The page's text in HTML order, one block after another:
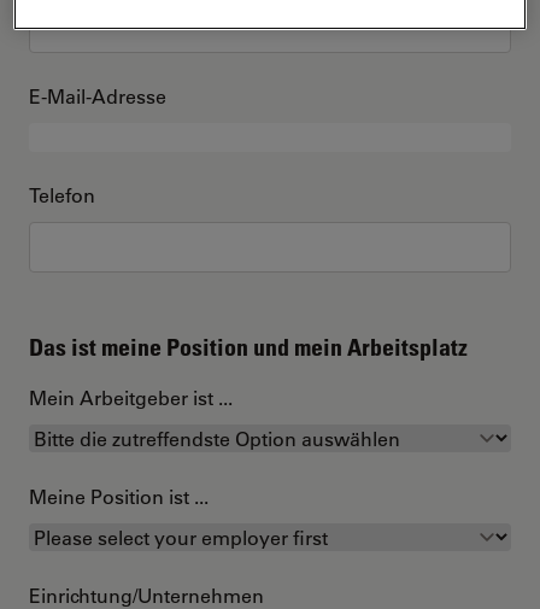
E-Mail-Adresse
Telefon
Das ist meine Position und mein Arbeitsplatz
Mein Arbeitgeber ist ...
Meine Position ist ...
Einrichtung/Unternehmen